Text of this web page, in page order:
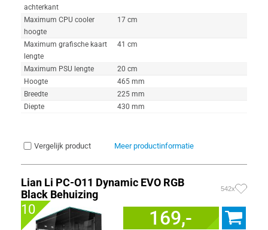
achterkant
Maximum CPU cooler
hoogte
17 cm
Maximum grafische kaart
lengte
41 cm
Maximum PSU lengte
20 cm
Hoogte
465 mm
Breedte
225 mm
Diepte
430 mm
Vergelijk product Meer productinformatie
Lian Li PC-O11 Dynamic EVO RGB
Black Behuizing
542x
10 169,-